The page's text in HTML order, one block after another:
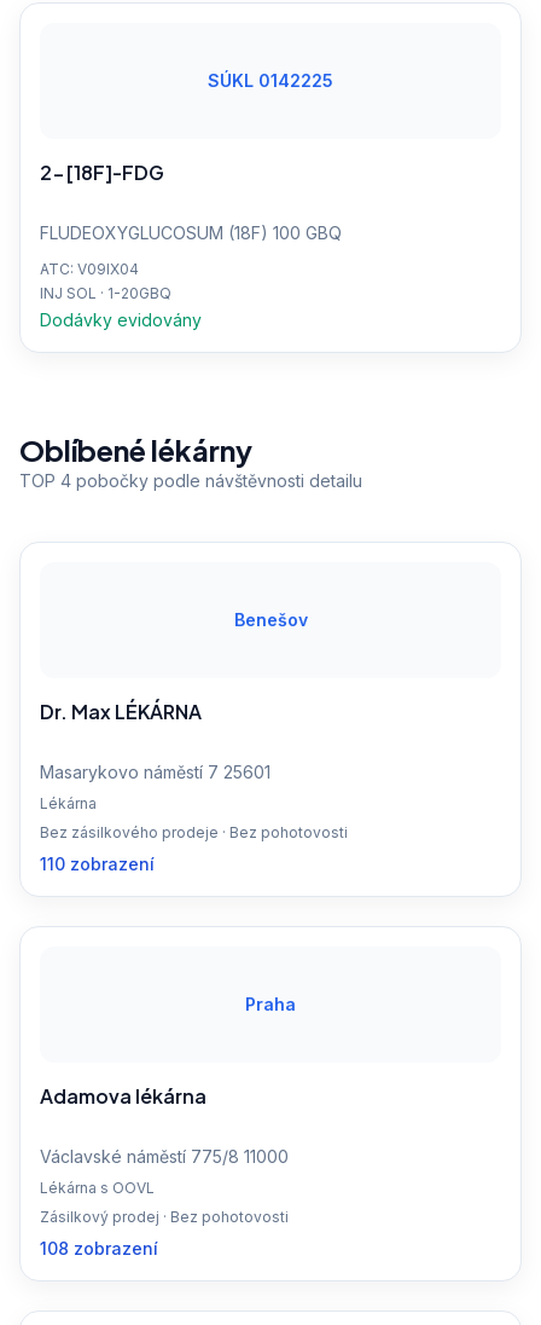
SÚKL 0142225
2-[18F]-FDG
FLUDEOXYGLUCOSUM (18F) 100 GBQ
ATC: V09IX04
INJ SOL · 1-20GBQ
Dodávky evidovány
Oblíbené lékárny
TOP 4 pobočky podle návštěvnosti detailu
Benešov
Dr. Max LÉKÁRNA
Masarykovo náměstí 7 25601
Lékárna
Bez zásilkového prodeje · Bez pohotovosti
110 zobrazení
Praha
Adamova lékárna
Václavské náměstí 775/8 11000
Lékárna s OOVL
Zásilkový prodej · Bez pohotovosti
108 zobrazení